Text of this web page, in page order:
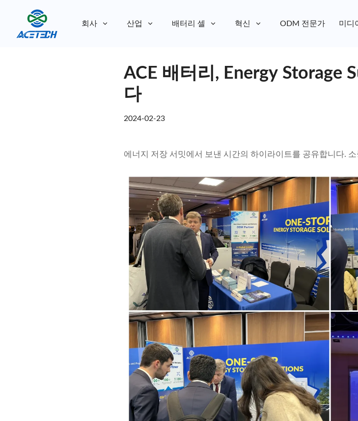
회사 산업 배터리 셀 혁신 ODM 전문가 미디
ACE 배터리, Energy Storage
다
2024-02-23
에너지 저장 서밋에서 보낸 시간의 하이라이트를 공유합니다.